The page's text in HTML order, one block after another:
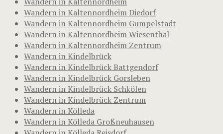
Wandern in Kaltennordheim Diedorf
Wandern in Kaltennordheim Gumpelstadt
Wandern in Kaltennordheim Wiesenthal
Wandern in Kaltennordheim Zentrum
Wandern in Kindelbrück
Wandern in Kindelbrück Battgendorf
Wandern in Kindelbrück Gorsleben
Wandern in Kindelbrück Schkölen
Wandern in Kindelbrück Zentrum
Wandern in Kölleda
Wandern in Kölleda Großneuhausen